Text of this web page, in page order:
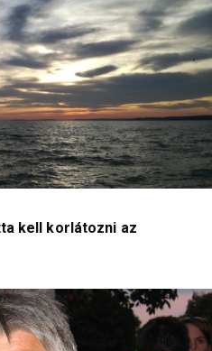
kell korlátozni az